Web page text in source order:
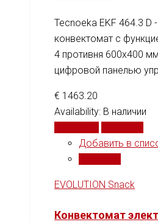
Tecnoeka EKF 464.3 D
конвектомат с
4 противня 600x400
цифровой панелью
€ 1463.20
Availability: В наличии
Добавить в
EVOLUTION Snack
Конвектомат